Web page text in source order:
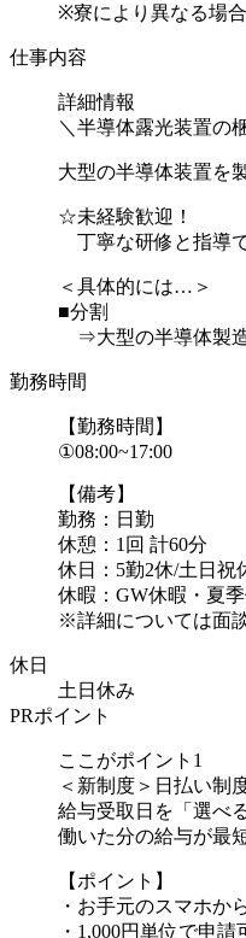
※寮により異なる場合
仕事内容
詳細情報
＼半導体露光装置の
大型の半導体装置を
☆未経験歓迎！
丁寧な研修と指導
＜具体的には…＞
■分割
⇒大型の半導体製
勤務時間
【勤務時間】
①08:00~17:00
【備考】
勤務：日勤
休憩：1回 計60分
休日：5勤2休/土日祝
休暇：GW休暇・夏
※詳細については面
休日
土日休み
PRポイント
ここがポイント1
＜新制度＞日払い制
給与受取日を「選べ
働いた分の給与が最
【ポイント】
・お手元のスマホか
・1,000円単位で申請